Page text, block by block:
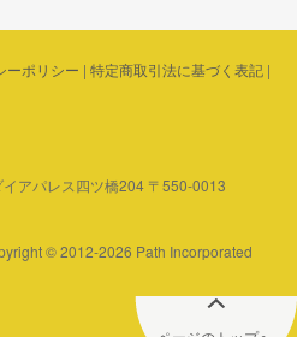
ーポリシー | 特定商取引法に基づく表記|
アパレス四ツ橋204 〒550-0013
© 2012-2026 Path Incorporated